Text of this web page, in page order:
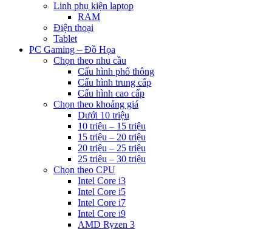
Linh phụ kiện laptop
RAM
Điện thoại
Tablet
PC Gaming – Đồ Họa
Chọn theo nhu cầu
Cấu hình phổ thông
Cấu hình trung cấp
Cấu hình cao cấp
Chọn theo khoảng giá
Dưới 10 triệu
10 triệu – 15 triệu
15 triệu – 20 triệu
20 triệu – 25 triệu
25 triệu – 30 triệu
Chọn theo CPU
Intel Core i3
Intel Core i5
Intel Core i7
Intel Core i9
AMD Ryzen 3